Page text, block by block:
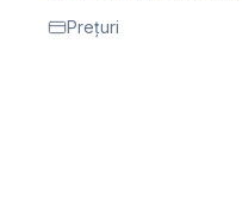
Prețuri